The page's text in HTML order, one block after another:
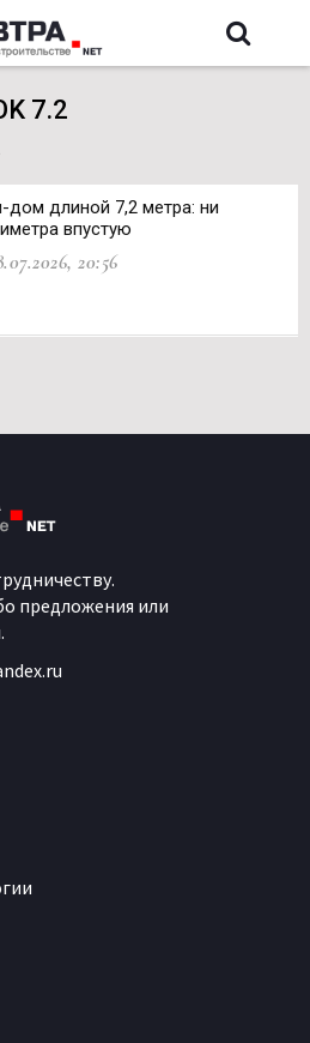
7.2
дом длиной 7,2 метра: ни
впустую
20:56
предложения или